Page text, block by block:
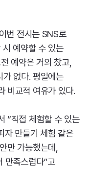
번 전시는 SNS로
예약할 수 있는
예약은 거의 찼고,
가 없다. 평일에는
비교적 여유가 있다.
“직접 체험할 수 있는
자 만들기 체험 같은
만 가능했는데,
만족스럽다”고